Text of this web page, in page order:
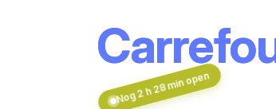
Nog 2 h 28 min open